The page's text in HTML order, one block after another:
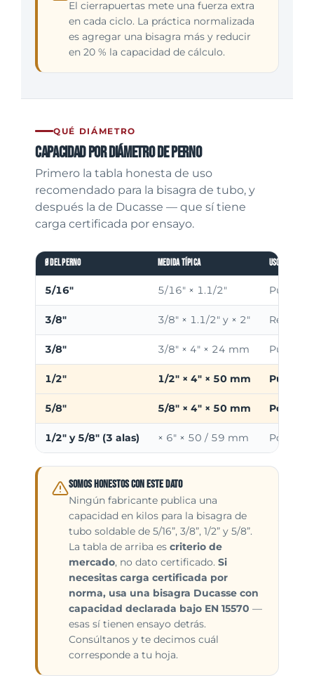
El cierrapuertas mete una fuerza extra
en cada ciclo. La práctica normalizada
es agregar una bisagra más y reducir
en 20 % la capacidad de cálculo.
QUÉ DIÁMETRO
Capacidad por diámetro de perno
Primero la tabla honesta de uso
recomendado para la bisagra de tubo, y
después la de Ducasse — que sí tiene
carga certificada por ensayo.
Ø del perno Medida típica Uso
5/16" 5/16" × 1.1/2"
3/8" 3/8" × 1.1/2" y × 2" Reja de
3/8" 3/8" × 4" × 24 mm Puerta
1/2" 1/2" × 4" × 50 mm Puerta
5/8" 5/8" × 4" × 50 mm Portón
1/2" y 5/8" (3 alas) × 6" × 50 / 59 mm Portón
Somos honestos con este dato
Ningún fabricante publica una
capacidad en kilos para la bisagra de
tubo soldable de 5/16”, 3/8”, 1/2” y 5/8”.
La tabla de arriba es criterio de
mercado, no dato certificado. Si
necesitas carga certificada por
norma, usa una bisagra Ducasse con
capacidad declarada bajo EN 15570 —
esas sí tienen ensayo detrás.
Consúltanos y te decimos cuál
corresponde a tu hoja.